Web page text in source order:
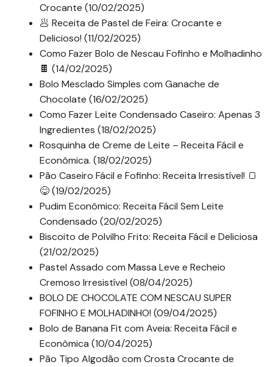
Crocante (10/02/2025)
🥟 Receita de Pastel de Feira: Crocante e
Delicioso! (11/02/2025)
Como Fazer Bolo de Nescau Fofinho e Molhadinho
🍫 (14/02/2025)
Bolo Mesclado Simples com Ganache de
Chocolate (16/02/2025)
Como Fazer Leite Condensado Caseiro: Apenas 3
Ingredientes (18/02/2025)
Rosquinha de Creme de Leite – Receita Fácil e
Econômica. (18/02/2025)
Pão Caseiro Fácil e Fofinho: Receita Irresistível! 🍞
😋 (19/02/2025)
Pudim Econômico: Receita Fácil Sem Leite
Condensado (20/02/2025)
Biscoito de Polvilho Frito: Receita Fácil e Deliciosa
(21/02/2025)
Pastel Assado com Massa Leve e Recheio
Cremoso Irresistível (08/04/2025)
BOLO DE CHOCOLATE COM NESCAU SUPER
FOFINHO E MOLHADINHO! (09/04/2025)
Bolo de Banana Fit com Aveia: Receita Fácil e
Econômica (10/04/2025)
Pão Tipo Algodão com Crosta Crocante de